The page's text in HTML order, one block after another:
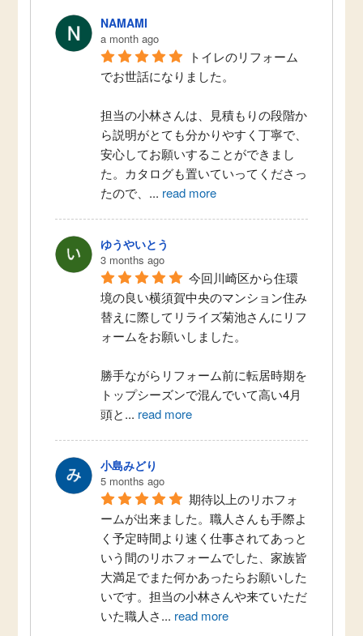
NAMAMI
a month ago
トイレのリフォーム
でお世話になりました。
担当の小林さんは、見積もりの段階か
ら説明がとても分かりやすく丁寧で、
安心してお願いすることができまし
た。カタログも置いていってくださっ
たので、 ... read more
ゆうやいとう
3 months ago
今回川崎区から住環
境の良い横須賀中央のマンション住み
替えに際してリライズ菊池さんにリフ
ォームをお願いしました。
勝手ながらリフォーム前に転居時期を
トップシーズンで混んでいて高い4月
頭と... read more
小島みどり
5 months ago
期待以上のリホフォ
ームが出来ました。職人さんも手際よ
く予定時間より速く仕事されてあっと
いう間のリホフォームでした、家族皆
大満足でまた何かあったらお願いした
いです。担当の小林さんや来ていただ
いた職人さ... read more